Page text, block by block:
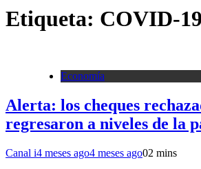
Etiqueta: COVID-19
Economía
Alerta: los cheques
regresaron a niveles de la
Canal i4 meses ago4 meses ago02 mins